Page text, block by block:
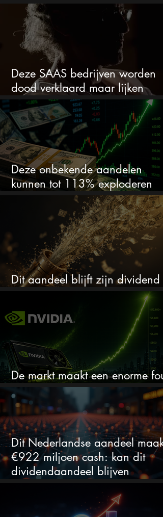
stijgen
Deze SAAS bedrijven worden
dood verklaard maar lijken
springlevend
Deze onbekende aandelen
kunnen tot 113% exploderen
(één springt eruit)
Dit aandeel blijft zijn dividend
verhogen, wat er ook gebeurt
De markt maakt een enorme fout
Dit Nederlandse aandeel maakt
€922 miljoen cash: kan dit
dividendaandeel blijven
verhogen?